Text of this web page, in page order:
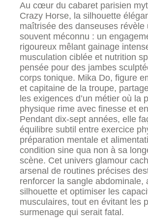
Au cœur du cabaret parisien
Crazy Horse, la silhouette
maîtrisée des danseuses révèle
souvent méconnu : un
rigoureux mêlant gainage
musculation ciblée et nutrition
pensée pour des jambes
corps tonique. Mika Do, figure
et capitaine de la troupe,
les exigences d’un métier où la
physique rime avec finesse et
Pendant dix-sept années, elle
équilibre subtil entre exercice
préparation mentale et
condition sine qua non à sa
scène. Cet univers glamour
arsenal de routines précises
renforcer la sangle abdominale,
silhouette et optimiser les
musculaires, tout en évitant les
surmenage qui serait fatal.